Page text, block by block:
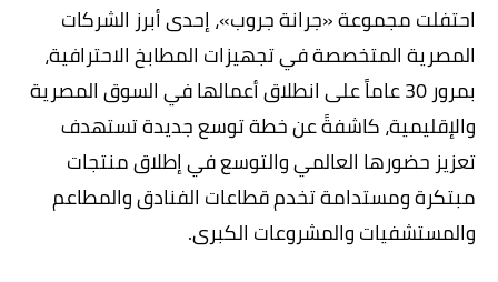
احتفلت مجموعة «جرانة جروب»، إحدى أبرز الشركات
المصرية المتخصصة في تجهيزات المطابخ الاحترافية،
بمرور 30 عاماً على انطلاق أعمالها في السوق المصرية
والإقليمية، كاشفةً عن خطة توسع جديدة تستهدف
تعزيز حضورها العالمي والتوسع في إطلاق منتجات
مبتكرة ومستدامة تخدم قطاعات الفنادق والمطاعم
والمستشفيات والمشروعات الكبرى.